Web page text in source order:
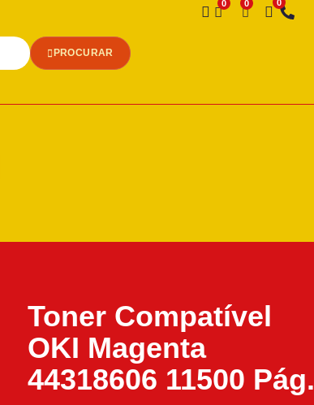
PROCURAR
Desejo
Toner Compatível
OKI Magenta
44318606 11500 Pág.